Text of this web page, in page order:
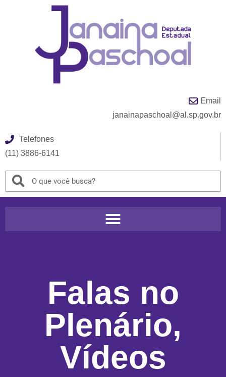
Email
janainapaschoal@al.sp.gov.br
Telefones
(11) 3886-6141
Falas no
Plenário,
Vídeos